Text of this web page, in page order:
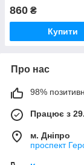
860 ₴
Купити
Про нас
98%
Працює з
м. Дніпро
проспект